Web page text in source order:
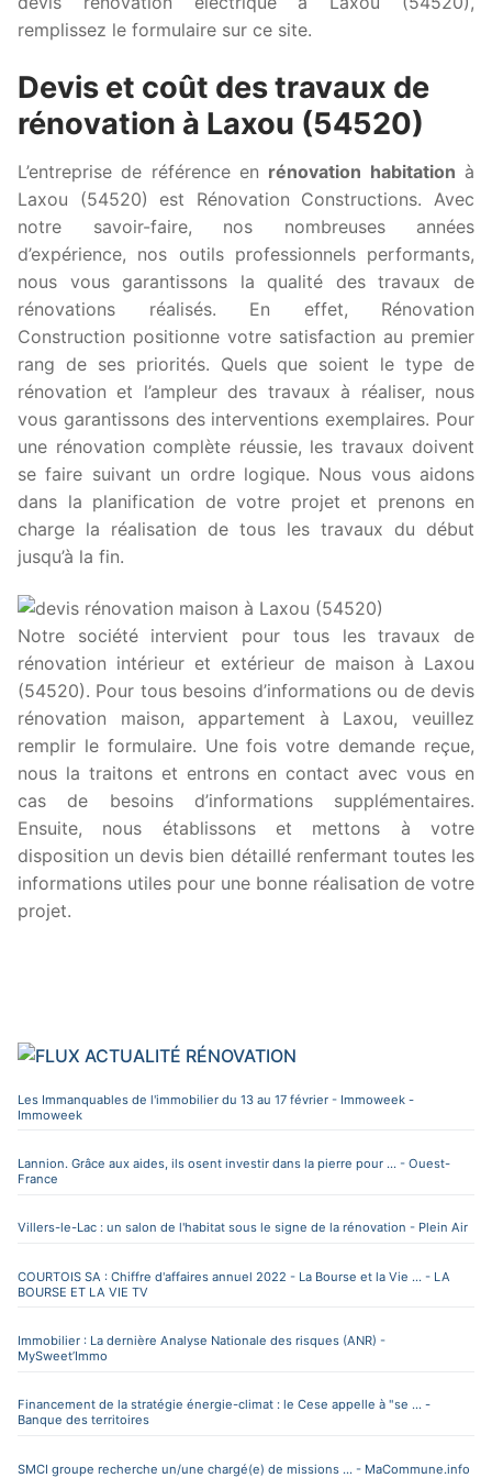
remplissez le formulaire sur ce site.
Devis et coût des travaux de
rénovation à Laxou (54520)
L’entreprise de référence en rénovation habitation à
Laxou (54520) est Rénovation Constructions. Avec
notre savoir-faire, nos nombreuses années
d’expérience, nos outils professionnels performants,
nous vous garantissons la qualité des travaux de
rénovations réalisés. En effet, Rénovation
Construction positionne votre satisfaction au premier
rang de ses priorités. Quels que soient le type de
rénovation et l’ampleur des travaux à réaliser, nous
vous garantissons des interventions exemplaires. Pour
une rénovation complète réussie, les travaux doivent
se faire suivant un ordre logique. Nous vous aidons
dans la planification de votre projet et prenons en
charge la réalisation de tous les travaux du début
jusqu’à la fin.
Notre société intervient pour tous les travaux de
rénovation intérieur et extérieur de maison à Laxou
(54520). Pour tous besoins d’informations ou de devis
rénovation maison, appartement à Laxou, veuillez
remplir le formulaire. Une fois votre demande reçue,
nous la traitons et entrons en contact avec vous en
cas de besoins d’informations supplémentaires.
Ensuite, nous établissons et mettons à votre
disposition un devis bien détaillé renfermant toutes les
informations utiles pour une bonne réalisation de votre
projet.
ACTUALITÉ RÉNOVATION
Les Immanquables de l'immobilier du 13 au 17 février - Immoweek -
Immoweek
Lannion. Grâce aux aides, ils osent investir dans la pierre pour ... - Ouest-
France
Villers-le-Lac : un salon de l'habitat sous le signe de la rénovation - Plein Air
COURTOIS SA : Chiffre d'affaires annuel 2022 - La Bourse et la Vie ... - LA
BOURSE ET LA VIE TV
Immobilier : La dernière Analyse Nationale des risques (ANR) -
MySweet’Immo
Financement de la stratégie énergie-climat : le Cese appelle à "se ... -
Banque des territoires
SMCI groupe recherche un/une chargé(e) de missions ... - MaCommune.info